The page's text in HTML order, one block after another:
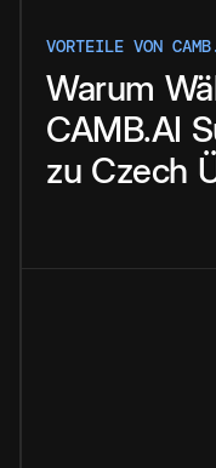
VORTEILE VON
Warum
CAMB.AI
zu Czech